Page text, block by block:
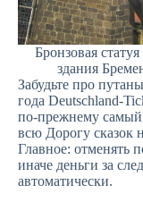
Бронзовая
здания
Забудьте про
года Deutschland-
по-прежнему самый
всю Дорогу сказок
Главное: отменять
иначе деньги за
автоматически.